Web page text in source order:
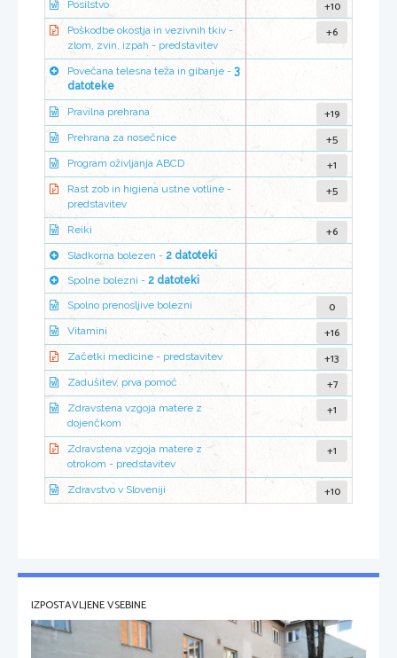
Posilstvo +10
Poškodbe okostja in vezivnih tkiv -
zlom, zvin, izpah - predstavitev
+6
Povečana telesna teža in gibanje - 3
datoteke
Pravilna prehrana +19
Prehrana za nosečnice +5
Program oživljanja ABCD +1
Rast zob in higiena ustne votline -
predstavitev
+5
Reiki +6
Sladkorna bolezen - 2 datoteki
Spolne bolezni - 2 datoteki
Spolno prenosljive bolezni
0
Vitamini +16
Začetki medicine - predstavitev +13
Zadušitev, prva pomoč +7
Zdravstena vzgoja matere z
dojenčkom
+1
Zdravstena vzgoja matere z
otrokom - predstavitev
+1
Zdravstvo v Sloveniji +10
IZPOSTAVLJENE VSEBINE